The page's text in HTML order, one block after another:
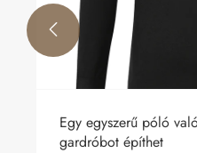
​SweatShirt -
lehetőségek
